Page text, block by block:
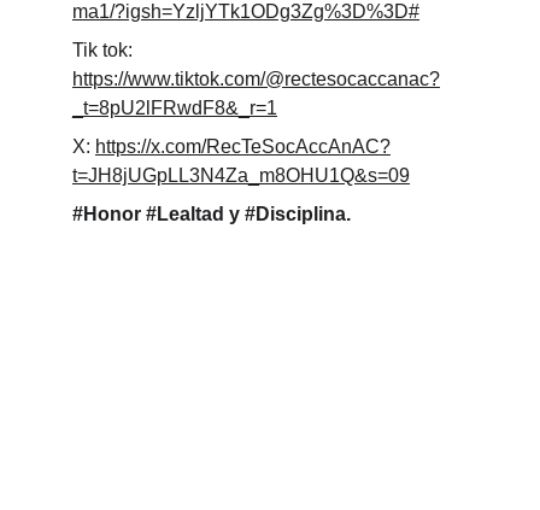
ma1/?igsh=YzljYTk1ODg3Zg%3D%3D#
Tik tok:
https://www.tiktok.com/@rectesocaccanac?
_t=8pU2lFRwdF8&_r=1
X: https://x.com/RecTeSocAccAnAC?
t=JH8jUGpLL3N4Za_m8OHU1Q&s=09
#Honor #Lealtad y #Disciplina.